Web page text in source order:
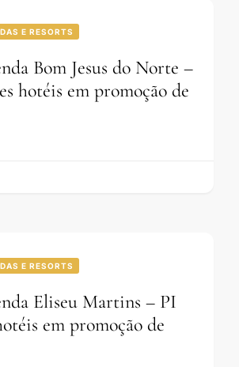
E RESORTS
Bom Jesus do Norte –
hotéis em promoção de
E RESORTS
Eliseu Martins – PI
em promoção de